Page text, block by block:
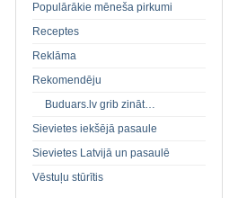
Populārākie mēneša pirkumi
Receptes
Reklāma
Rekomendēju
Buduars.lv grib zināt…
Sievietes iekšējā pasaule
Sievietes Latvijā un pasaulē
Vēstuļu stūrītis